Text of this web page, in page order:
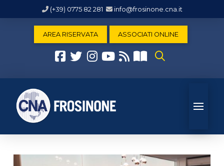
(+39) 0775 82 281 info@frosinone.cna.it
AREA RISERVATA ASSOCIATI ONLINE